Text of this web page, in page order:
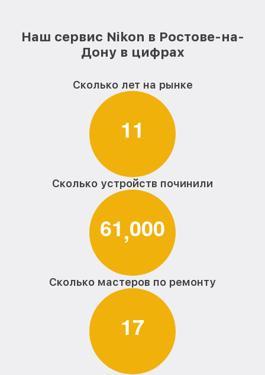
Наш сервис Nikon в Ростове-на-
Дону в цифрах
Сколько лет на рынке
11
Сколько устройств починили
61,000
Сколько мастеров по ремонту
17